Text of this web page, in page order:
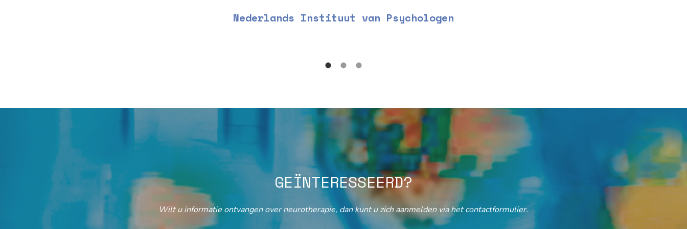
Nederlands Instituut van Psychologen
GEÏNTERESSEERD?
Wilt u informatie ontvangen over neurotherapie, dan kunt u zich aanmelden via het contactformulier.